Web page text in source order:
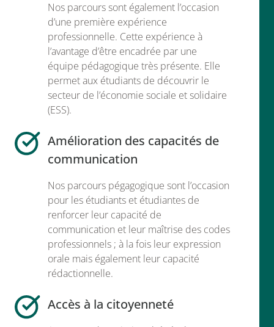
Nos parcours sont également l’occasion
d’une première expérience
professionnelle. Cette expérience à
l’avantage d’être encadrée par une
équipe pédagogique très présente. Elle
permet aux étudiants de découvrir le
secteur de l’économie sociale et solidaire
(ESS).
Amélioration des capacités de
communication
Nos parcours pégagogique sont l’occasion
pour les étudiants et étudiantes de
renforcer leur capacité de
communication et leur maîtrise des codes
professionnels ; à la fois leur expression
orale mais également leur capacité
rédactionnelle.
Accès à la citoyenneté